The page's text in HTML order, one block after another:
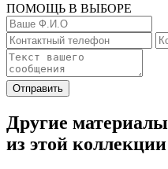
ПОМОЩЬ В ВЫБОРЕ
Отправить
Другие материалы
из этой коллекции